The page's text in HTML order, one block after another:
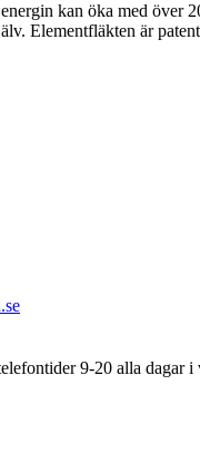
kan öka med över
Elementfläkten är
9-20 alla dagar i